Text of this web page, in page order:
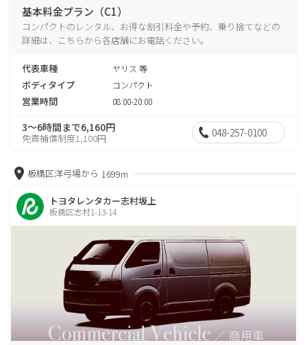
基本料金プラン（C1）
コンパクトのレンタル、お得な割引料金や予約、乗り捨てなどの
詳細は、こちらから各店舗にお電話ください。
代表車種 ヤリス 等
ボディタイプ コンパクト
営業時間 08:00-20:00
3～6時間まで6,160円
免責補償制度1,100円 048-257-0100
板橋区洋弓場から 1699m
トヨタレンタカー志村坂上
板橋区志村1-13-14